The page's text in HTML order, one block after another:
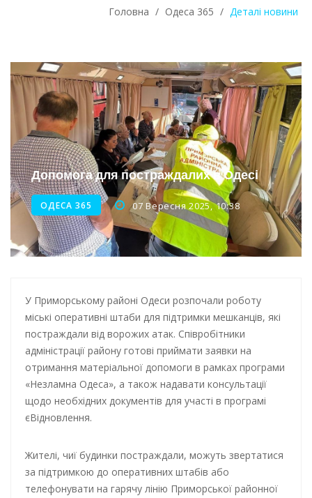
Одеські хокеїсти тріумфують на міжнародному турнірі
Успіхи одеситів на європейському чемпіонаті з карате
Новини з Зимової школи інсульту в Швейцарії
Інтеграція ветеранів в українське суспільство
Нічна атака на Одесу: наслідки обстрілу
Енергетична підтримка для Одеси
Головна / Одеса 365 / Деталі новини
Допомога для постраждалих в Одесі
ОДЕСА 365 07 Вересня 2025, 10:38
У Приморському районі Одеси розпочали роботу
міські оперативні штаби для підтримки мешканців, які
постраждали від ворожих атак. Співробітники
адміністрації району готові приймати заявки на
отримання матеріальної допомоги в рамках програми
«Незламна Одеса», а також надавати консультації
щодо необхідних документів для участі в програмі
єВідновлення.
Жителі, чиї будинки постраждали, можуть звертатися
за підтримкою до оперативних штабів або
телефонувати на гарячу лінію Приморської районної